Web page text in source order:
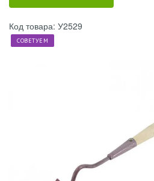
Код товара: У2529
СОВЕТУЕМ